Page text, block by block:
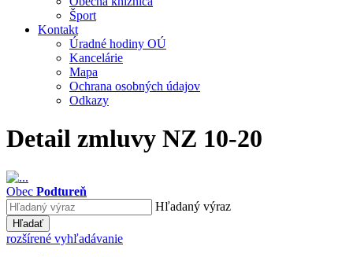
Šport
Kontakt
Úradné hodiny OÚ
Kancelárie
Mapa
Ochrana osobných údajov
Odkazy
Detail zmluvy NZ 10-20
Obec Podtureň
Hľadaný výraz
Hľadať
rozšírené vyhľadávanie